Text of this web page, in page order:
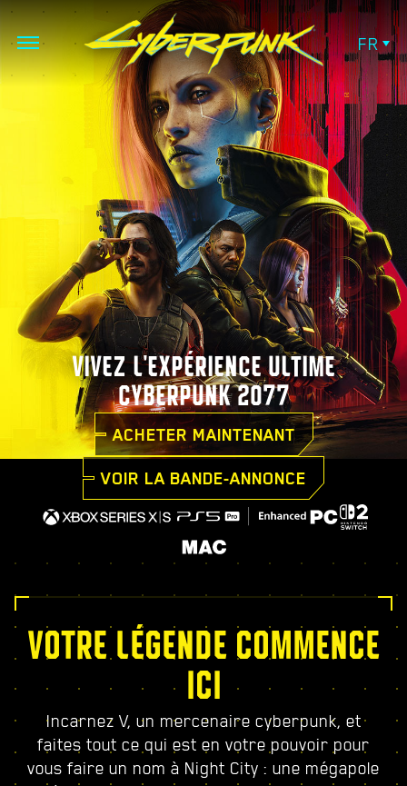
FR
VIVEZ L'EXPÉRIENCE ULTIME
CYBERPUNK 2077
ACHETER MAINTENANT
VOIR LA BANDE-ANNONCE
VOTRE LÉGENDE COMMENCE
ICI
Incarnez V, un mercenaire cyberpunk, et
faites tout ce qui est en votre pouvoir pour
vous faire un nom à Night City : une mégapole